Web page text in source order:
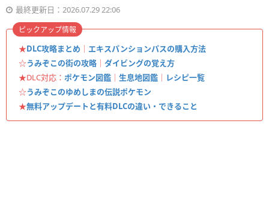
最終更新日：2026.07.29 22:06
★DLC攻略まとめ ｜ エキスパンションパスの購入方法
☆うみぞこの街の攻略 ｜ ダイビングの覚え方
★DLC対応： ポケモン図鑑 ｜ 生息地図鑑 ｜ レシピ一覧
☆うみぞこのゆめしまの伝説ポケモン
★無料アップデートと有料DLCの違い・できること
ピックアップ情報